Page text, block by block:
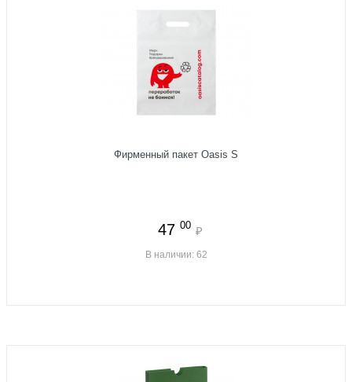
Фирменный пакет Oasis S
47 00 ₽
В наличии: 62